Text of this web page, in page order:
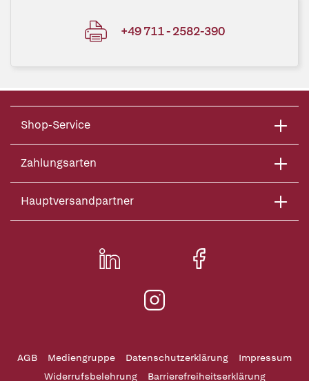
+49 711 - 2582-390
Shop-Service
Zahlungsarten
Hauptversandpartner
AGB Mediengruppe Datenschutzerklärung
Impressum
Widerrufsbelehrung
Barrierefreiheitserklärung